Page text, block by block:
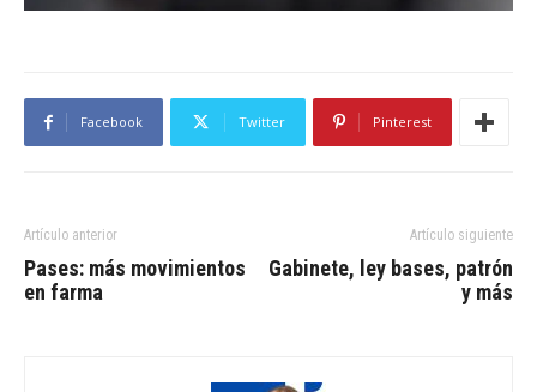
Facebook Twitter Pinterest
Artículo anterior
Pases: más movimientos
en farma
Artículo siguiente
Gabinete, ley bases, patrón
y más